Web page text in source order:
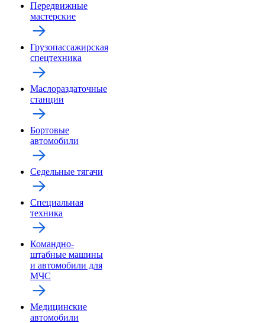
Передвижные
мастерские
Грузопассажирская
спецтехника
Маслораздаточные
станции
Бортовые
автомобили
Седельные тягачи
Специальная
техника
Командно-
штабные машины
и автомобили для
МЧС
Медицинские
автомобили